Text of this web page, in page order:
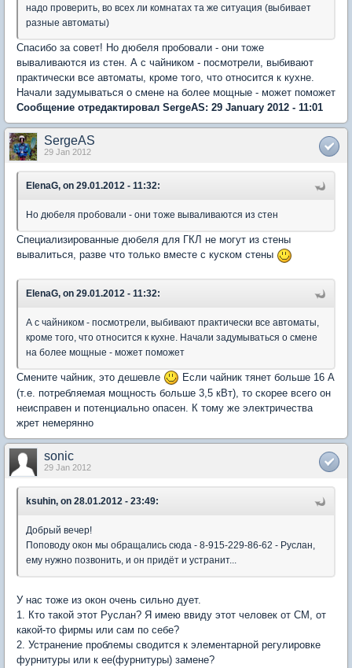
надо проверить, во всех ли комнатах та же ситуация (выбивает
разные автоматы)
Спасибо за совет! Но дюбеля пробовали - они тоже
вываливаются из стен. А с чайником - посмотрели, выбивают
практически все автоматы, кроме того, что относится к кухне.
Начали задумываться о смене на более мощные - может поможет
Сообщение отредактировал SergeAS: 29 January 2012 - 11:01
SergeAS
29 Jan 2012
ElenaG, on 29.01.2012 - 11:32:
Но дюбеля пробовали - они тоже вываливаются из стен
Специализированные дюбеля для ГКЛ не могут из стены
вывалиться, разве что только вместе с куском стены
ElenaG, on 29.01.2012 - 11:32:
А с чайником - посмотрели, выбивают практически все автоматы,
кроме того, что относится к кухне. Начали задумываться о смене
на более мощные - может поможет
Смените чайник, это дешевле
Если чайник тянет больше 16 А
(т.е. потребляемая мощность больше 3,5 кВт), то скорее всего он
неисправен и потенциально опасен. К тому же электричества
жрет немерянно
sonic
29 Jan 2012
ksuhin, on 28.01.2012 - 23:49:
Добрый вечер!
Поповоду окон мы обращались сюда - 8-915-229-86-62 - Руслан,
ему нужно позвонить, и он придёт и устранит...
У нас тоже из окон очень сильно дует.
1. Кто такой этот Руслан? Я имею ввиду этот человек от СМ, от
какой-то фирмы или сам по себе?
2. Устранение проблемы сводится к элементарной регулировке
фурнитуры или к ее(фурнитуры) замене?